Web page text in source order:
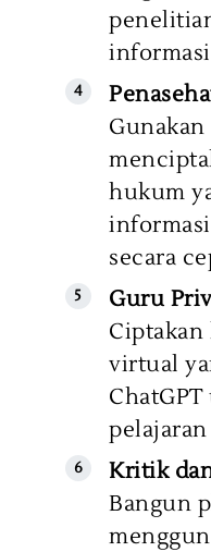
hukum
secara
Guru
virtual
Kritik
Bangun